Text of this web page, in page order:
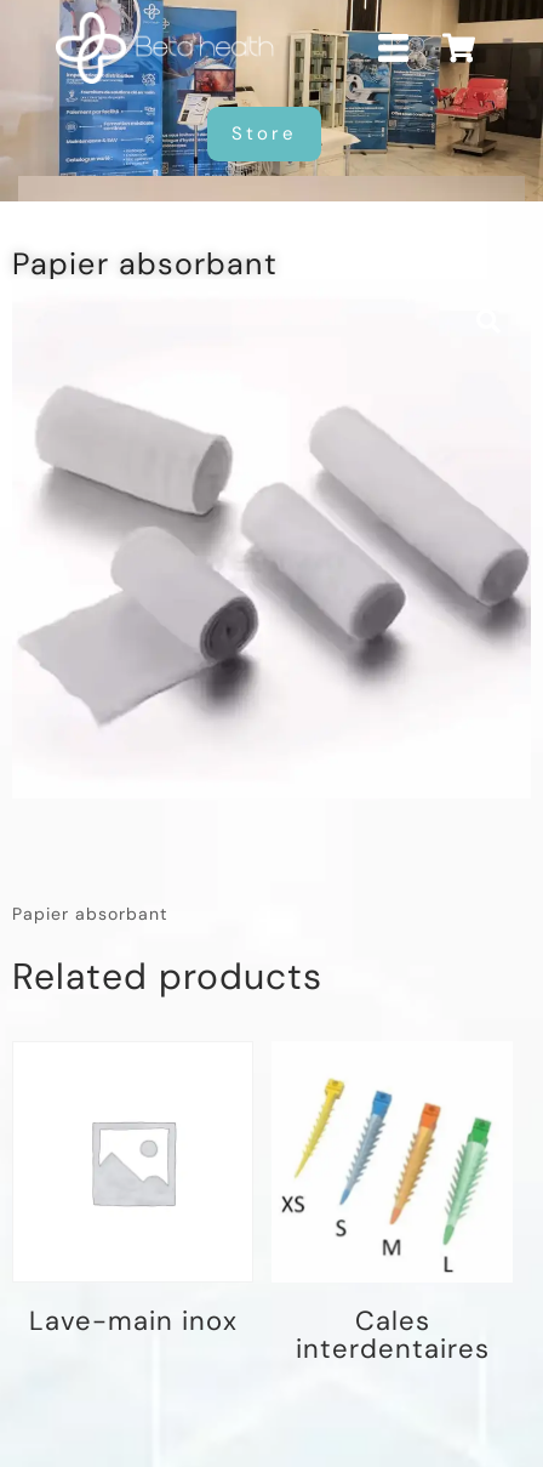
Store
Papier absorbant
Papier absorbant
Related products
Lave-main inox Cales
interdentaires